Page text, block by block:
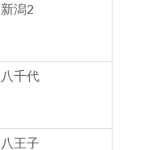
新潟2
八千代
八王子